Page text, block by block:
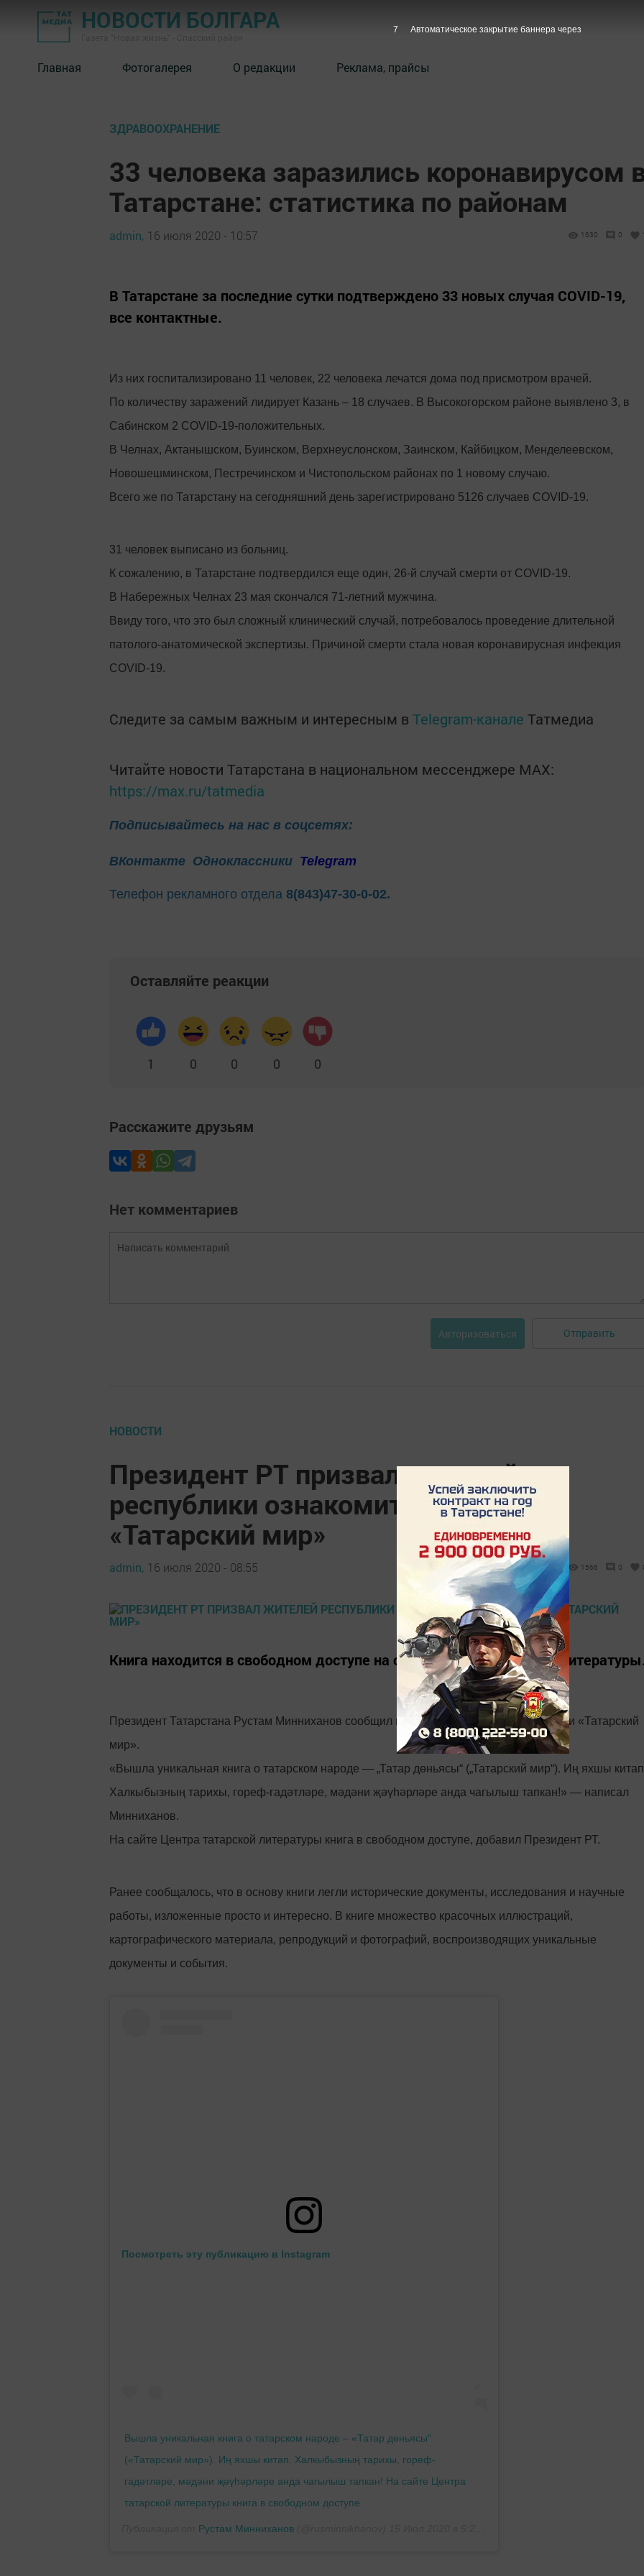
НОВОСТИ БОЛГАРА
Главная Фотогалерея О редакции Реклама, прайсы
ЗДРАВООХРАНЕНИЕ
33 человека заразились коронавирусом
Татарстане: статистика по районам
admin, 16 июля 2020 - 10:57 1630 0
В Татарстане за последние сутки подтверждено 33 новых случая COVID-19,
все контактные.
Из них госпитализировано 11 человек, 22 человека лечатся дома под присмотром врачей.
По количеству заражений лидирует Казань – 18 случаев. В Высокогорском районе выявлено 3, в
Сабинском 2 COVID-19-положительных.
В Челнах, Актанышском, Буинском, Верхнеуслонском, Заинском, Кайбицком, Менделеевском,
Новошешминском, Пестречинском и Чистопольском районах по 1 новому случаю.
Всего же по Татарстану на сегодняшний день зарегистрировано 5126 случаев COVID-19.
31 человек выписано из больниц.
К сожалению, в Татарстане подтвердился еще один, 26-й случай смерти от COVID-19.
В Набережных Челнах 23 мая скончался 71-летний мужчина.
Ввиду того, что это был сложный клинический случай, потребовалось проведение длительной
патолого-анатомической экспертизы. Причиной смерти стала новая коронавирусная инфекция
CОVID-19.
Следите за самым важным и интересным в Telegram-канале Татмедиа
Читайте новости Татарстана в национальном мессенджере MАХ:
https://max.ru/tatmedia
Подписывайтесь на нас в соцсетях:
ВКонтакте Одноклассники Telegram
Телефон рекламного отдела 8(843)47-30-0-02.
Оставляйте реакции
1 0 0 0 0
Расскажите друзьям
Нет комментариев
Авторизоваться Отправить
НОВОСТИ
Президент РТ призвал жителей
республики ознакомиться с книгой
«Татарский мир»
admin, 16 июля 2020 - 08:55 1566 0
Книга находится в свободном доступе на сайте Центра татарской
Президент Татарстана Рустам Минниханов сообщил в своем Instagram о выходе книги «Татарский
мир».
«Вышла уникальная книга о татарском народе — „Татар дөньясы“ („Татарский мир“). Иң яхшы
Халкыбызның тарихы, гореф-гадәтләре, мәдәни җәүһәрләре анда чагылыш тапкан!» — написал
Минниханов.
На сайте Центра татарской литературы книга в свободном доступе, добавил Президент РТ.
Ранее сообщалось, что в основу книги легли исторические документы, исследования и научные
работы, изложенные просто и интересно. В книге множество красочных иллюстраций,
картографического материала, репродукций и фотографий, воспроизводящих уникальные
документы и события.
Посмотреть эту публикацию в Instagram
Вышла уникальная книга о татарском народе – «Татар дөньясы"
(«Татарский мир»). Иң яхшы китап. Халкыбызның тарихы, гореф-
гадәтләре, мәдәни җәүһәрләре анда чагылыш тапкан! На сайте Центра
татарской литературы книга в свободном доступе.
Рустам Минниханов
6 Автоматическое закрытие баннера через